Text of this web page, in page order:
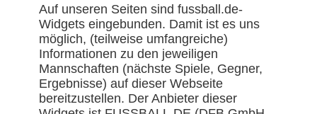
Auf unseren Seiten sind fussball.de-
Widgets eingebunden. Damit ist es uns
möglich, (teilweise umfangreiche)
Informationen zu den jeweiligen
Mannschaften (nächste Spiele, Gegner,
Ergebnisse) auf dieser Webseite
bereitzustellen. Der Anbieter dieser